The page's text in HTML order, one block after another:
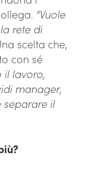
“Vuole
rete di
scelta che,
con sé
il lavoro,
manager,
separare il